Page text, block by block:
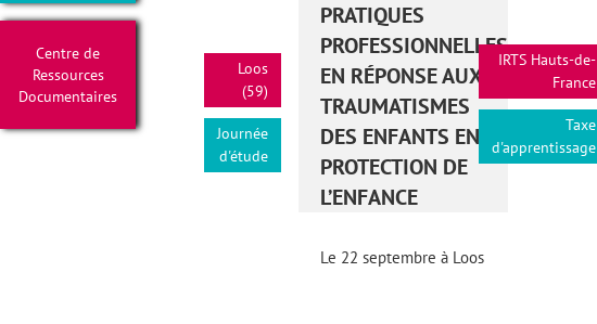
Centre de
Ressources
Documentaires
Loos
(59)
Journée
d'étude
PRATIQUES
PROFESSIONNELLES
EN RÉPONSE AUX
TRAUMATISMES
DES ENFANTS EN
PROTECTION DE
L’ENFANCE
Le 22 septembre à Loos
IRTS Hauts-de-
France
Taxe
d'apprentissage